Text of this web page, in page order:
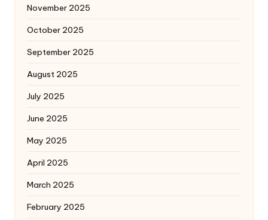
November 2025
October 2025
September 2025
August 2025
July 2025
June 2025
May 2025
April 2025
March 2025
February 2025